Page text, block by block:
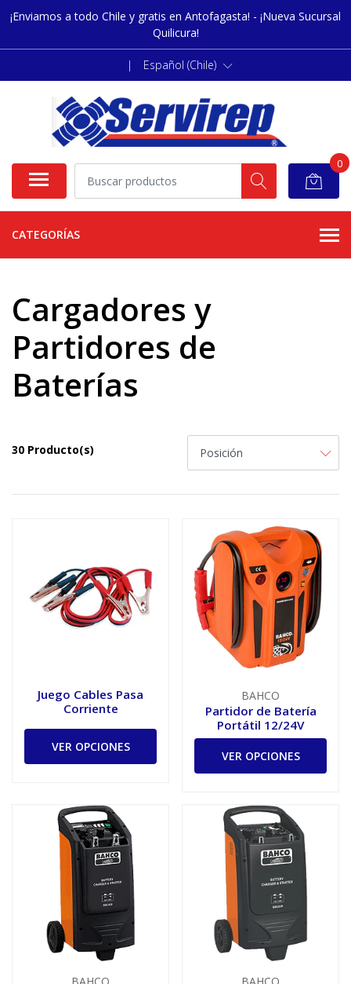
¡Enviamos a todo Chile y gratis en Antofagasta! - ¡Nueva Sucursal
Quilicura!
| Español (Chile)
0
CATEGORÍAS
Cargadores y
Partidores de
Baterías
30 Producto(s)
Juego Cables Pasa
Corriente
VER OPCIONES
BAHCO
Partidor de Batería
Portátil 12/24V
VER OPCIONES